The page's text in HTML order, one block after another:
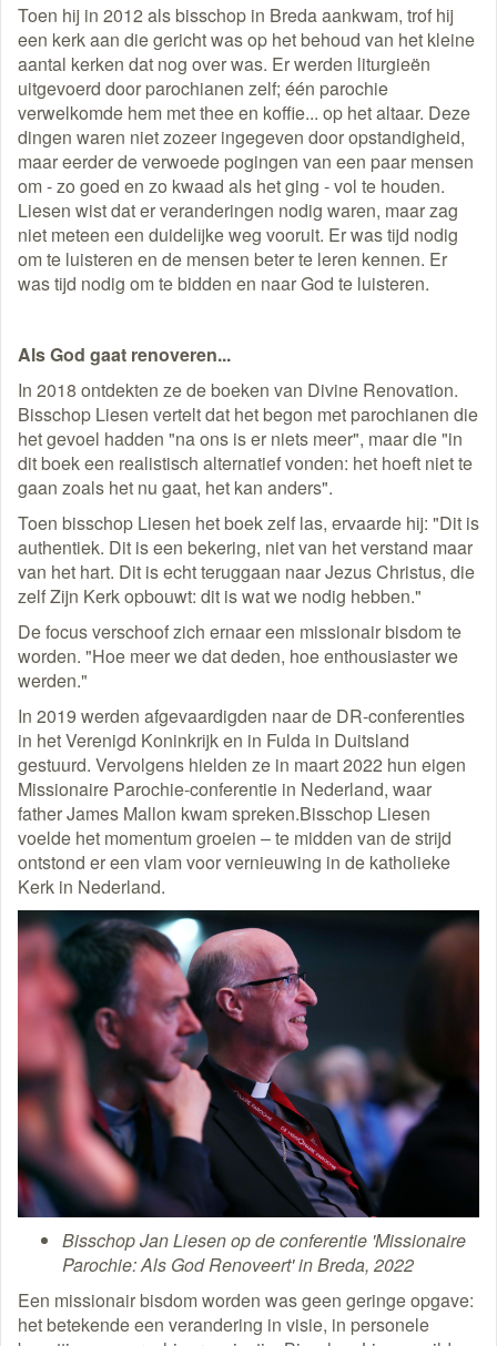
Toen hij in 2012 als bisschop in Breda aankwam, trof hij
een kerk aan die gericht was op het behoud van het kleine
aantal kerken dat nog over was. Er werden liturgieën
uitgevoerd door parochianen zelf; één parochie
verwelkomde hem met thee en koffie... op het altaar. Deze
dingen waren niet zozeer ingegeven door opstandigheid,
maar eerder de verwoede pogingen van een paar mensen
om - zo goed en zo kwaad als het ging - vol te houden.
Liesen wist dat er veranderingen nodig waren, maar zag
niet meteen een duidelijke weg vooruit. Er was tijd nodig
om te luisteren en de mensen beter te leren kennen. Er
was tijd nodig om te bidden en naar God te luisteren.
Als God gaat renoveren...
In 2018 ontdekten ze de boeken van Divine Renovation.
Bisschop Liesen vertelt dat het begon met parochianen die
het gevoel hadden "na ons is er niets meer", maar die "in
dit boek een realistisch alternatief vonden: het hoeft niet te
gaan zoals het nu gaat, het kan anders".
Toen bisschop Liesen het boek zelf las, ervaarde hij: "Dit is
authentiek. Dit is een bekering, niet van het verstand maar
van het hart. Dit is echt teruggaan naar Jezus Christus, die
zelf Zijn Kerk opbouwt: dit is wat we nodig hebben."
De focus verschoof zich ernaar een missionair bisdom te
worden. "Hoe meer we dat deden, hoe enthousiaster we
werden."
In 2019 werden afgevaardigden naar de DR-conferenties
in het Verenigd Koninkrijk en in Fulda in Duitsland
gestuurd. Vervolgens hielden ze in maart 2022 hun eigen
Missionaire Parochie-conferentie in Nederland, waar
father James Mallon kwam spreken.Bisschop Liesen
voelde het momentum groeien – te midden van de strijd
ontstond er een vlam voor vernieuwing in de katholieke
Kerk in Nederland.
Bisschop Jan Liesen op de conferentie 'Missionaire
Parochie: Als God Renoveert' in Breda, 2022
Een missionair bisdom worden was geen geringe opgave:
het betekende een verandering in visie, in personele